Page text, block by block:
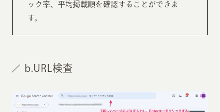
ック率、平均掲載順を確認することができま
す。
b.URL検査